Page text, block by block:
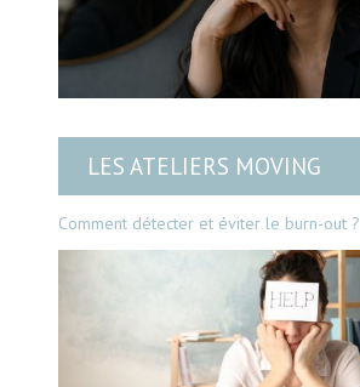
LES ATELIERS MOVING
Comment détecter et éviter le burn-out ?